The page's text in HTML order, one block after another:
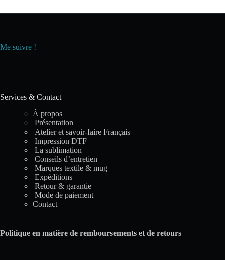
Me suivre !
Services & Contact
À propos
Présentation
Atelier et savoir-faire Français
Impression DTF
La sublimation
Conseils d’entretien
Marques textile & mug
Expéditions
Retour & garantie
Mode de paiement
Contact
Politique en matière de remboursements et de retours